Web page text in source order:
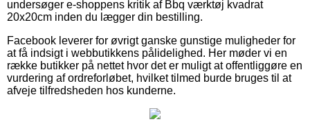
undersøger e-shoppens kritik af Bbq værktøj kvadrat
20x20cm inden du lægger din bestilling.
Facebook leverer for øvrigt ganske gunstige muligheder for
at få indsigt i webbutikkens pålidelighed. Her møder vi en
række butikker på nettet hvor det er muligt at offentliggøre en
vurdering af ordreforløbet, hvilket tilmed burde bruges til at
afveje tilfredsheden hos kunderne.